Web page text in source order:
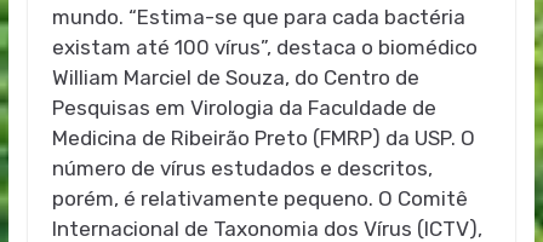
mundo. “Estima-se que para cada bactéria
existam até 100 vírus”, destaca o biomédico
William Marciel de Souza, do Centro de
Pesquisas em Virologia da Faculdade de
Medicina de Ribeirão Preto (FMRP) da USP. O
número de vírus estudados e descritos,
porém, é relativamente pequeno. O Comitê
Internacional de Taxonomia dos Vírus (ICTV),